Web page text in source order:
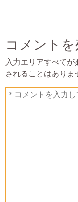
コメントを
入力エリアすべて
されることはありま